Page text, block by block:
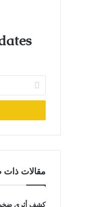
أدخل
بريدك
الإلكتروني
مقالات ذات
كشف أثري ضخم